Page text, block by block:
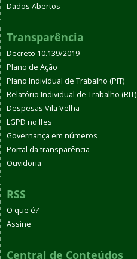
Dados Abertos
Transparência
Decreto 10.139/2019
Plano de Ação
Plano Individual de Trabalho (PIT)
Relatório Individual de Trabalho (RIT)
Despesas Vila Velha
LGPD no Ifes
Governança em números
Portal da transparência
Ouvidoria
RSS
O que é?
Assine
Central de Conteúdos